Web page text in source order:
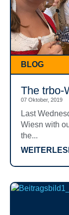
BLOG
The trbo-
07 Oktober, 2019
Last
Wiesn with
the...